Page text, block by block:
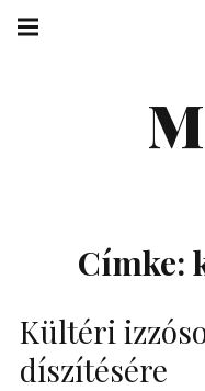
Skip
navigation
Címke:
Kültéri
díszítésére